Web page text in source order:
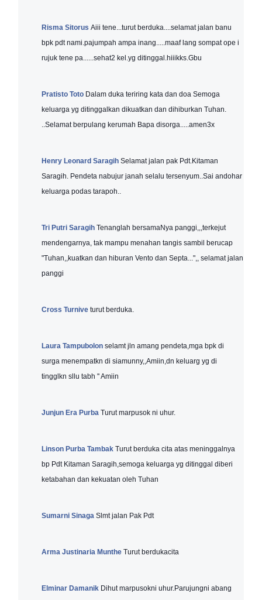
Risma Sitorus Aiii tene...turut berduka....selamat jalan banu
bpk pdt nami.pajumpah ampa inang.....maaf lang sompat ope i
rujuk tene pa......sehat2 kel.yg ditinggal.hiiikks.Gbu
Pratisto Toto Dalam duka teriring kata dan doa Semoga
keluarga yg ditinggalkan dikuatkan dan dihiburkan Tuhan.
..Selamat berpulang kerumah Bapa disorga.....amen3x
Henry Leonard Saragih Selamat jalan pak Pdt.Kitaman
Saragih. Pendeta nabujur janah selalu tersenyum..Sai andohar
keluarga podas tarapoh..
Tri Putri Saragih Tenanglah bersamaNya panggi,,,terkejut
mendengarnya, tak mampu menahan tangis sambil berucap
"Tuhan,,kuatkan dan hiburan Vento dan Septa...",, selamat jalan
panggi
Cross Turnive turut berduka.
Laura Tampubolon selamt jln amang pendeta,mga bpk di
surga menempatkn di siamunny,,Amiin,dn keluarg yg di
tingglkn sllu tabh '' Amiin
Junjun Era Purba Turut marpusok ni uhur.
Linson Purba Tambak Turut berduka cita atas meninggalnya
bp Pdt Kitaman Saragih,semoga keluarga yg ditinggal diberi
ketabahan dan kekuatan oleh Tuhan
Sumarni Sinaga Slmt jalan Pak Pdt
Arma Justinaria Munthe Turut berdukacita
Elminar Damanik Dihut marpusokni uhur.Parujungni abang